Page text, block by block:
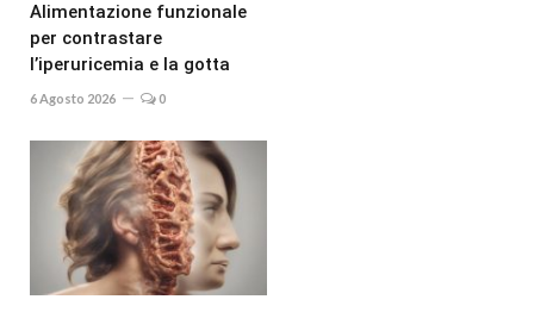
Alimentazione funzionale
per contrastare
l’iperuricemia e la gotta
6 Agosto 2026 0